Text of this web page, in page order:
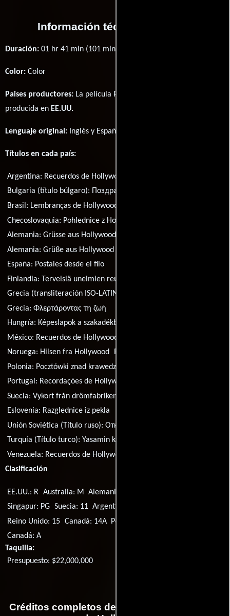
Información técnica y general
Duración: 01 hr 41 min (101 minutos) .
Color: Color
Paises productores: La película Postcards from the Edge fué
producida en EE.UU.
Lenguaje original: Inglés y Español
Títulos en cada país:
Argentina: Recuerdos de Hollywood
Bulgaria (título búlgaro): Поздрави от Холивуд
Brasil: Lembranças de Hollywood
Checoslovaquia: Pohlednice z Hollywoodu
Alemania:Grüsse aus Hollywood
Alemania:Grüße aus Hollywood
España: Postales desde el filo
Finlandia: Terveisiä unelmien reunalta
Grecia (transliteración ISO-LATIN-1):
Grecia:Φλερτάροντας τη ζωή
Hungría: Képeslapok a szakadékból
México: Recuerdos de Hollywood
Noruega: Hilsen fra Hollywood Perú:
Polonia: Pocztówki znad krawedzi
Portugal: Recordações de Hollywood
Suecia:Vykort från drömfabriken
Eslovenia: Razglednice iz pekla
Unión Soviética (Título ruso):Открытки с края бездны
Turquía (Título turco):Yasamin kiyisindan kartpostallar
Venezuela: Recuerdos de Hollywood
Clasificación
EE.UU.: R Australia: M Alemania: 12
Singapur: PG Suecia: 11 Argentina: 13
Reino Unido: 15 Canadá: 14A Perú: 14
Canadá: A
Taquilla:
Presupuesto: $22,000,000
Créditos completos de la película Recuerdos